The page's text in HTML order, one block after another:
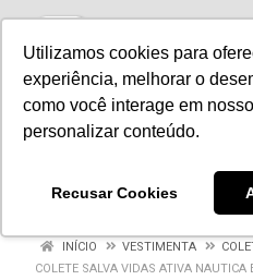
Utilizamos cookies para
experiência, melhorar o
como você interage em
personalizar conteúdo.
Recusar Cookies
INÍCIO VESTIMENTA
COLETE SALVA VIDAS ATIVA NAUTICA